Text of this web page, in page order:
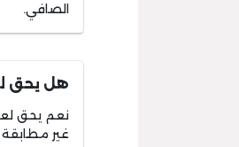
الصافي.
هل يحق
نعم يحق
غير مطابقة